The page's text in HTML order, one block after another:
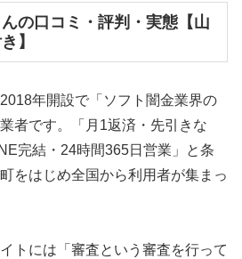
の口コミ・評判・実態【山
】
年開設で「ソフト闇金業界の
者です。「月1返済・先引きな
完結・24時間365日営業」と条
をはじめ全国から利用者が集まっ
トには「審査という審査を行って